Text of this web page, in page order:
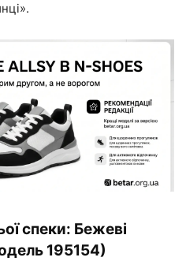
спеки: Бежеві
195154)